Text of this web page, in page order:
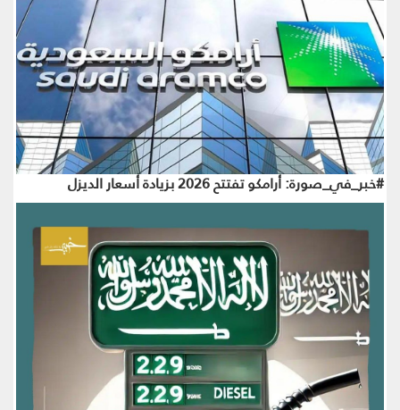
#خبر_في_صورة: أرامكو تفتتح 2026 بزيادة أسعار الديزل